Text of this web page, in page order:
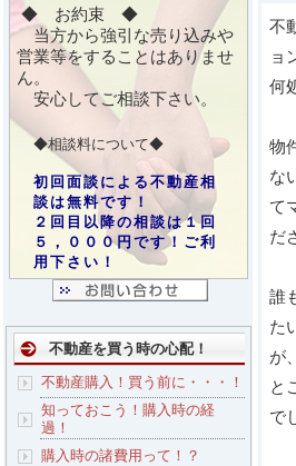
◆ お約束 ◆
当方から強引な売り込みや
営業等をすることはありませ
ん。
安心してご相談下さい。
◆相談料について◆
初回面談による不動産相
談は無料です！
２回目以降の相談は１回
５，０００円です！ご利
用下さい！
不動産を買う時の心配！
不動産購入！買う前に・・・！
知っておこう！購入時の経
過！
購入時の諸費用って！？
不
ョ
何
物
な
て
だ
誰
た
が
と
で